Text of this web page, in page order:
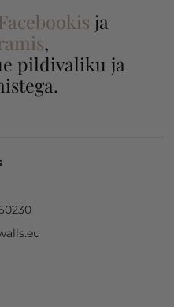
Facebookis ja
,
pildivaliku ja